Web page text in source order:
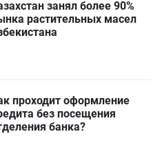
занял более 90%
растительных масел
проходит оформление
без посещения
банка?